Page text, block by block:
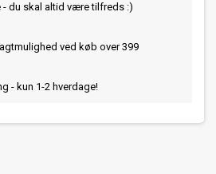
- du skal altid være tilfreds :)
ved køb over 399
- kun 1-2 hverdage!